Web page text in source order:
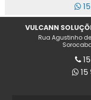
15
VULCANN
Rua Agustinho
Sorocaba
15
15